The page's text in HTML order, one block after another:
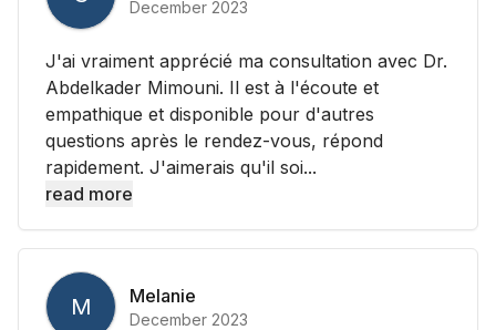
December 2023
J'ai vraiment apprécié ma consultation avec Dr.
Abdelkader Mimouni. Il est à l'écoute et
empathique et disponible pour d'autres
questions après le rendez-vous, répond
rapidement. J'aimerais qu'il soi...
read more
M Melanie
December 2023